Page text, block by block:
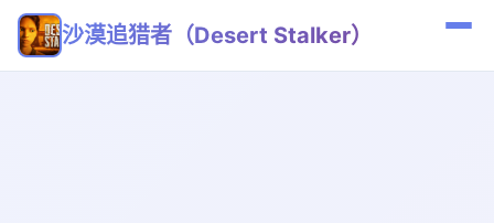
沙漠追猎者（Desert Stalker）